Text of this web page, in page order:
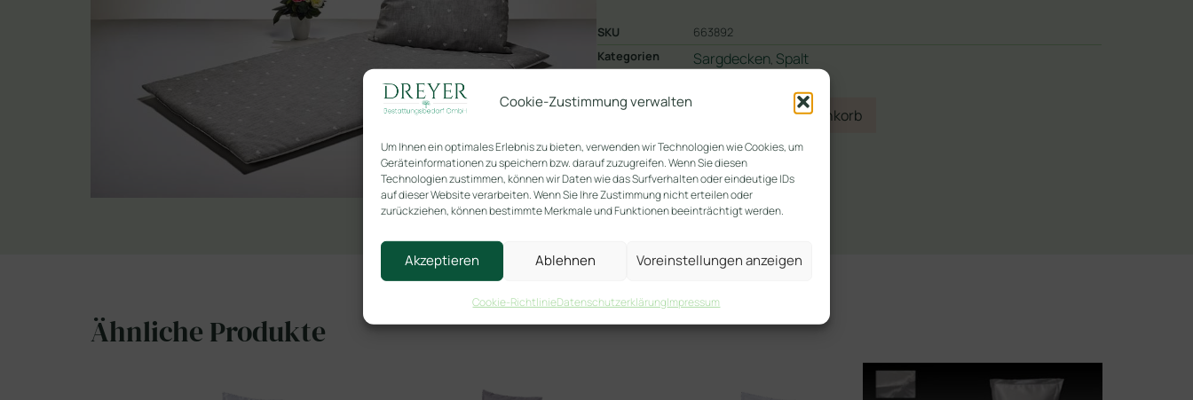
Cookie-Zustimmung verwalten
Um Ihnen ein optimales Erlebnis zu bieten, verwenden wir Technologien wie Cookies, um
Geräteinformationen zu speichern bzw. darauf zuzugreifen. Wenn Sie diesen
Technologien zustimmen, können wir Daten wie das Surfverhalten oder eindeutige IDs
auf dieser Website verarbeiten. Wenn Sie Ihre Zustimmung nicht erteilen oder
zurückziehen, können bestimmte Merkmale und Funktionen beeinträchtigt werden.
Akzeptieren Ablehnen Voreinstellungen anzeigen
Cookie-RichtlinieDatenschutzerklärungImpressum
SKU
663892
Kategorien
Sargdecken, Spalt
In den Warenkorb
Ähnliche Produkte